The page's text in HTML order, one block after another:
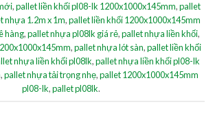
,pallet liền khối pl08-lk 1200x1000x145mm,pallet
nhựa 1.2m x 1m,pallet liền khối 1200x1000x145mm
hàng,pallet nhựa pl08lk giá rẻ,pallet nhựa liền khối,
,pallet nhựa lót sàn,pallet liền khối
nhựa liền khối pl08lk,pallet nhựa liền khối pl08-lk
,pallet nhựa tải trọng nhẹ,pallet 1200x1000x145mm
pl08-lk,pallet pl08lk.